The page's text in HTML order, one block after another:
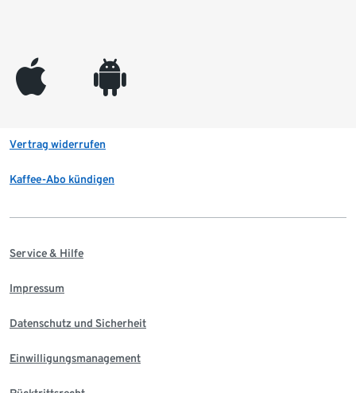
appleinc android
Vertrag widerrufen
Kaffee-Abo kündigen
Service & Hilfe
Impressum
Datenschutz und Sicherheit
Einwilligungsmanagement